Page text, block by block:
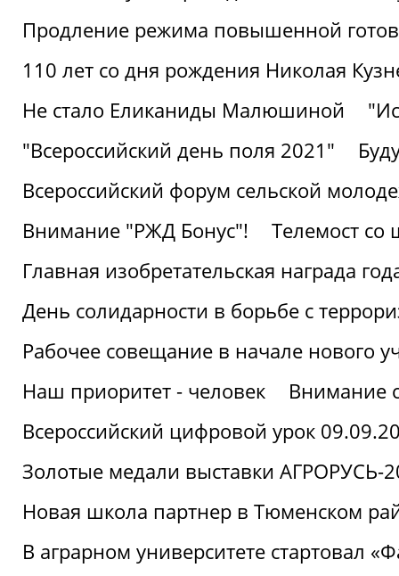
Продление режима повышенной
110 лет со дня рождения Николая
Не стало Еликаниды Малюшиной
"Всероссийский день поля 2021"
Всероссийский форум сельской
Внимание "РЖД Бонус"!
Телемост
Главная изобретательская награда
День солидарности в борьбе с
Рабочее совещание в начале нового
Наш приоритет - человек
Внимание
Всероссийский цифровой урок
Золотые медали выставки АГРОРУСЬ-
Новая школа партнер в Тюменском
В аграрном университете стартовал